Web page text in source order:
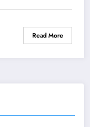
Read More